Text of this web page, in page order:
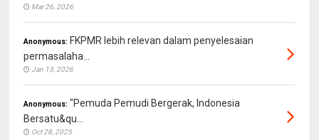
Mar 26, 2026
Anonymous: FKPMR lebih relevan dalam penyelesaian
permasalaha...
Jan 13, 2026
Anonymous: "Pemuda Pemudi Bergerak, Indonesia
Bersatu&qu...
Oct 28, 2025